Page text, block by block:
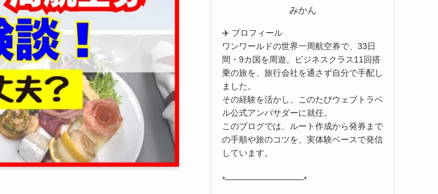
みかん
✈️ プロフィール
ワンワールドの世界一周航空券で、33日
間・9カ国を周遊。ビジネスクラス11回搭
乗の旅を、旅行会社を通さず自分で手配し
ました。
その経験を活かし、このたびウェブトラベ
ル公式アンバサダーに就任。
このブログでは、ルート作成から発券まで
の手順や旅のコツを、実体験ベースで発信
しています。
*─────────────*